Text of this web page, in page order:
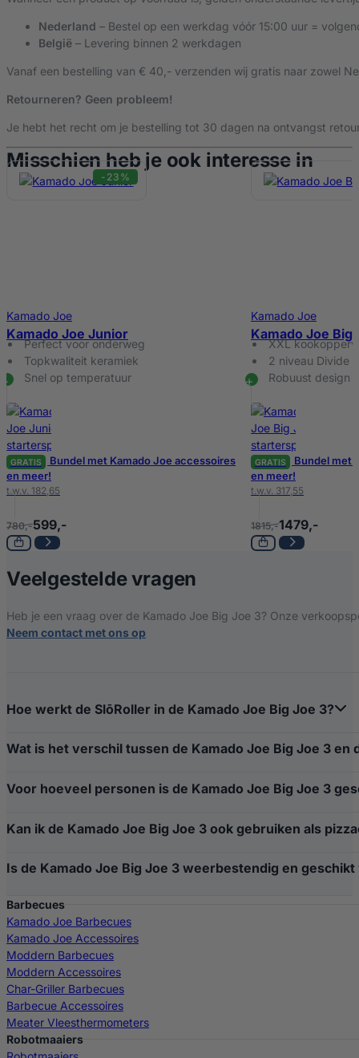
De Kamado Joe Big Joe 3 is een serieuze BBQ voor serieuze
Afmetingen 148 x 137 x 91 cm
Gewicht 221 kg
Thermometer
Gereedschapshaken
Garantie metalen
onderdelen
Garantie elektronische
onderdelen,
warmteschilden en
pizzastenen
EAN-code 0811738027203
Fabrikantcode KJ15041021
Nederland – Bestel op een werkdag vóór 15:00 uur =
België – Levering binnen 2 werkdagen
Vanaf een bestelling van € 40,- verzenden wij gratis naar zowel
Retourneren? Geen probleem!
Je hebt het recht om je bestelling tot 30 dagen na ontvangst
Misschien heb je ook interesse in
-23%
Kamado Joe
Kamado Joe Junior
Perfect voor onderweg
Topkwaliteit keramiek
Snel op temperatuur
GRATIS
Bundel met Kamado Joe accessoires
en meer!
t.w.v. 182,65
780,-599,-
Kamado Joe
Kamado Joe Big
XXL
2 niveau Divide
Robuust design
GRATIS
Bundel met
en meer!
t.w.v. 317,55
1815,-1479,-
Veelgestelde vragen
Heb je een vraag over de Kamado Joe Big Joe 3? Onze
Neem contact met ons op
Hoe werkt de SlōRoller in de Kamado Joe Big Joe 3?
Wat is het verschil tussen de Kamado Joe Big Joe 3 en
Voor hoeveel personen is de Kamado Joe Big Joe 3
Kan ik de Kamado Joe Big Joe 3 ook gebruiken als
Is de Kamado Joe Big Joe 3 weerbestendig en
Barbecues
Kamado Joe Barbecues
Kamado Joe Accessoires
Moddern Barbecues
Moddern Accessoires
Char-Griller Barbecues
Barbecue Accessoires
Meater Vleesthermometers
Robotmaaiers